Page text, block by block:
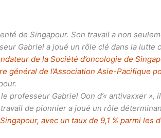
de Singapour. Son travail a non
Gabriel a joué un rôle clé dans la lutte
de la Société d’oncologie de
général de l’Association Asie-Pacifique
Gabriel Oon d’« antivaxxer »,
de pionnier a joué un rôle
avec un taux de 9,1 % parmi les